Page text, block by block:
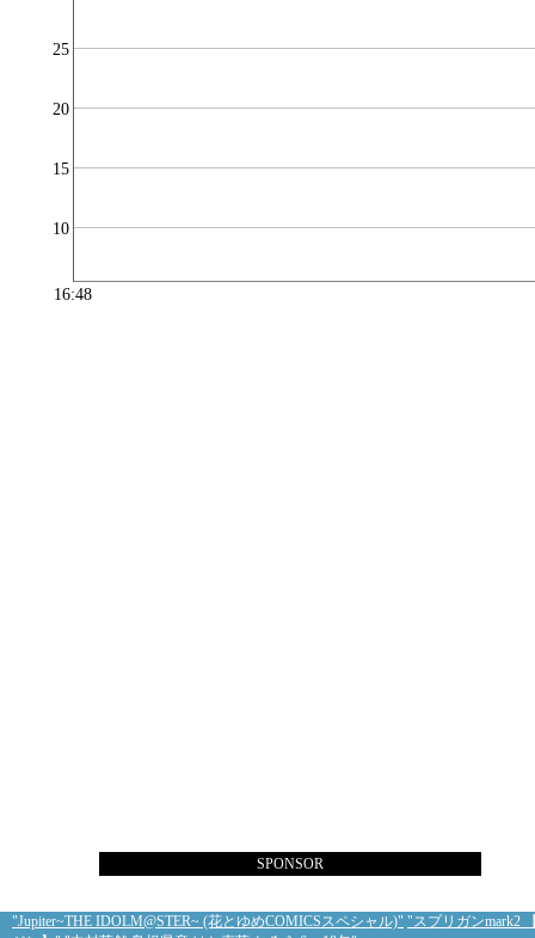
10
15
20
25
16:48
"Jupiter~THE IDOLM@STER~ (花とゆめCOMICSスペシャル)" "スプリガンmark2
SPONSOR